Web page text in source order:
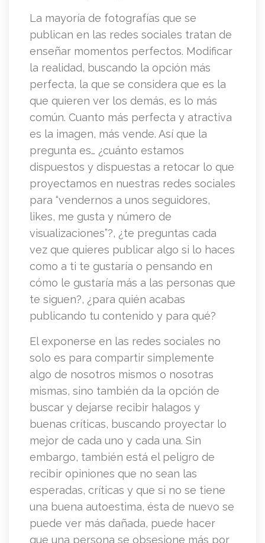
La mayoría de fotografías que se
publican en las redes sociales tratan de
enseñar momentos perfectos. Modificar
la realidad, buscando la opción más
perfecta, la que se considera que es la
que quieren ver los demás, es lo más
común. Cuanto más perfecta y atractiva
es la imagen, más vende. Así que la
pregunta es… ¿cuánto estamos
dispuestos y dispuestas a retocar lo que
proyectamos en nuestras redes sociales
para “vendernos a unos seguidores,
likes, me gusta y número de
visualizaciones”?, ¿te preguntas cada
vez que quieres publicar algo si lo haces
como a ti te gustaría o pensando en
cómo le gustaría más a las personas que
te siguen?, ¿para quién acabas
publicando tu contenido y para qué?
El exponerse en las redes sociales no
solo es para compartir simplemente
algo de nosotros mismos o nosotras
mismas, sino también da la opción de
buscar y dejarse recibir halagos y
buenas críticas, buscando proyectar lo
mejor de cada uno y cada una. Sin
embargo, también está el peligro de
recibir opiniones que no sean las
esperadas, críticas y que si no se tiene
una buena autoestima, ésta de nuevo se
puede ver más dañada, puede hacer
que una persona se obsesione más por